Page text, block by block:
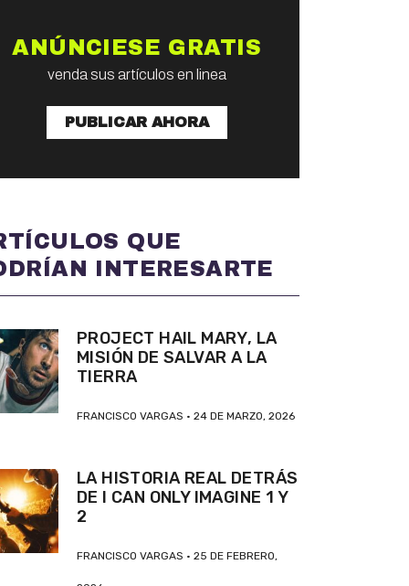
ANÚNCIESE GRATIS
venda sus artículos en linea
PUBLICAR AHORA
QUE
INTERESARTE
PROJECT HAIL MARY, LA
MISIÓN DE SALVAR A LA
TIERRA
FRANCISCO VARGAS 24 DE MARZO, 2026
LA HISTORIA REAL DETRÁS
DE I CAN ONLY IMAGINE 1 Y
2
FRANCISCO VARGAS 25 DE FEBRERO,